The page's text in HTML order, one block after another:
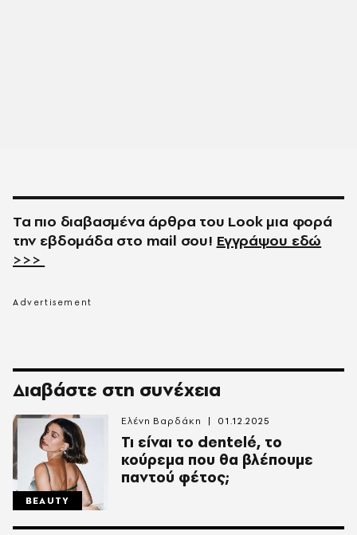
Τα πιο διαβασμένα άρθρα του Look μια φορά
την εβδομάδα στο mail σου! Εγγράψου εδώ
>>>
Διαβάστε στη συνέχεια
BEAUTY
Τι είναι το dentelé, το
κούρεμα που θα βλέπουμε
παντού φέτος;
Ελένη Βαρδάκη 01.12.2025